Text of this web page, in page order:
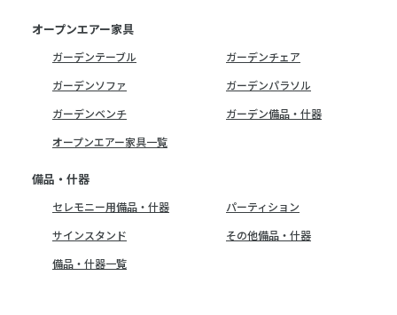
オープンエアー家具
ガーデンテーブル
ガーデンチェア
ガーデンソファ
ガーデンパラソル
ガーデンベンチ
ガーデン備品・什器
オープンエアー家具一覧
備品・什器
セレモニー用備品・什器
パーティション
サインスタンド
その他備品・什器
備品・什器一覧